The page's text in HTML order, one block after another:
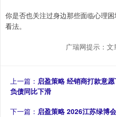
你是否也关注过身边那些面临心理
看法。
广瑞网提示：文
上一篇： 启盈策略 经销商打款意
负债同比下滑
下一篇： 启盈策略 2026江苏绿博